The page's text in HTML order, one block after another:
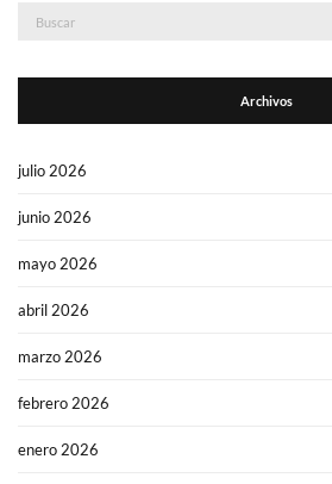
Archivos
julio 2026
junio 2026
mayo 2026
abril 2026
marzo 2026
febrero 2026
enero 2026